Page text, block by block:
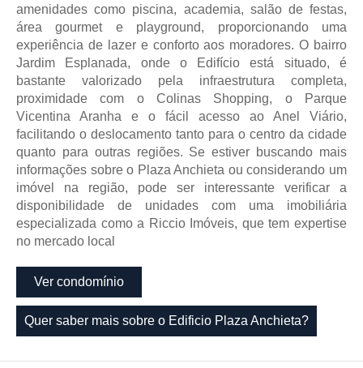
amenidades como piscina, academia, salão de festas,
área gourmet e playground, proporcionando uma
experiência de lazer e conforto aos moradores. O bairro
Jardim Esplanada, onde o Edifício está situado, é
bastante valorizado pela infraestrutura completa,
proximidade com o Colinas Shopping, o Parque
Vicentina Aranha e o fácil acesso ao Anel Viário,
facilitando o deslocamento tanto para o centro da cidade
quanto para outras regiões. Se estiver buscando mais
informações sobre o Plaza Anchieta ou considerando um
imóvel na região, pode ser interessante verificar a
disponibilidade de unidades com uma imobiliária
especializada como a Riccio Imóveis, que tem expertise
no mercado local
Ver condomínio
Quer saber mais sobre o Edificio Plaza Anchieta?